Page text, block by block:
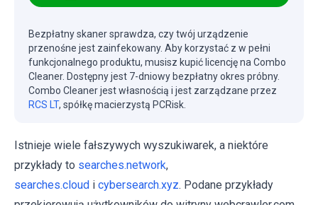
Bezpłatny skaner sprawdza, czy twój urządzenie
przenośne jest zainfekowany. Aby korzystać z w pełni
funkcjonalnego produktu, musisz kupić licencję na Combo
Cleaner. Dostępny jest 7-dniowy bezpłatny okres próbny.
Combo Cleaner jest własnością i jest zarządzane przez
RCS LT, spółkę macierzystą PCRisk.
Istnieje wiele fałszywych wyszukiwarek, a niektóre
przykłady to searches.network,
searches.cloud i cybersearch.xyz. Podane przykłady